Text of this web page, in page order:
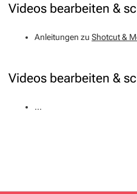
Videos bearbeiten &
Anleitungen zuShotcut &
Videos bearbeiten &
...